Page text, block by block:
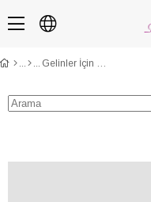
Gelinler İçin Özel Zirkon Gelin Tacı Kolye ve Küpe Setleri